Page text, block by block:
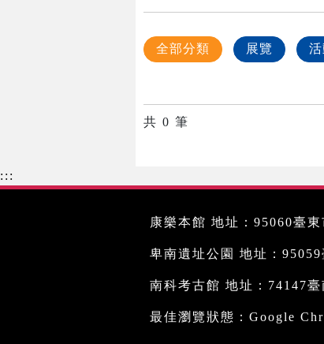
全部分類 展覽 活
共 0 筆
:::
康樂本館 地址：95060臺
卑南遺址公園 地址：
南科考古館 地址：74147
最佳瀏覽狀態：Google